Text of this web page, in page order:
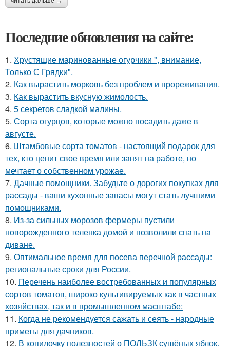
Последние обновления на сайте:
1. Хрустящие маринованные огурчики ", внимание,
Только С Грядки".
2. Как вырастить морковь без проблем и прореживания.
3. Как вырастить вкусную жимолость.
4. 5 секретов сладкой малины.
5. Сорта огурцов, которые можно посадить даже в
августе.
6. Штамбовые сорта томатов - настоящий подарок для
тех, кто ценит свое время или занят на работе, но
мечтает о собственном урожае.
7. Дачные помощники. Забудьте о дорогих покупках для
рассады - ваши кухонные запасы могут стать лучшими
помощниками.
8. Из-за сильных морозов фермеры пустили
новорожденного теленка домой и позволили спать на
диване.
9. Оптимальное время для посева перечной рассады:
региональные сроки для России.
10. Перечень наиболее востребованных и популярных
сортов томатов, широко культивируемых как в частных
хозяйствах, так и в промышленном масштабе:
11. Когда не рекомендуется сажать и сеять - народные
приметы для дачников.
12. В копилочку полезностей о ПОЛЬЗК сушёных яблок.